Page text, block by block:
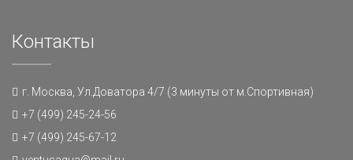
Контакты
г. Москва, Ул.Доватора 4/7 (3 минуты от м.Спортивная)
+7 (499) 245-24-56
+7 (499) 245-67-12